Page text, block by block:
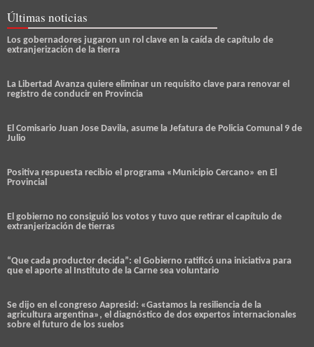
Últimas noticias
Los gobernadores jugaron un rol clave en la caída de capítulo de
extranjerización de la tierra
La Libertad Avanza quiere eliminar un requisito clave para renovar el
registro de conducir en Provincia
El Comisario Juan Jose Davila, asume la Jefatura de Policia Comunal 9 de
Julio
Positiva respuesta recibio el programa «Municipio Cercano» en El
Provincial
El gobierno no consiguió los votos y tuvo que retirar el capítulo de
extranjerización de tierras
“Que cada productor decida”: el Gobierno ratificó una iniciativa para
que el aporte al Instituto de la Carne sea voluntario
Se dijo en el congreso Aapresid: «Gastamos la resiliencia de la
agricultura argentina», el diagnóstico de dos expertos internacionales
sobre el futuro de los suelos